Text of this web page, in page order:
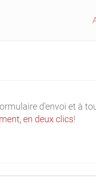
d'envoi et à
en deux clics!